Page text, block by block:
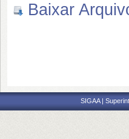
Baixar
SIGAA |